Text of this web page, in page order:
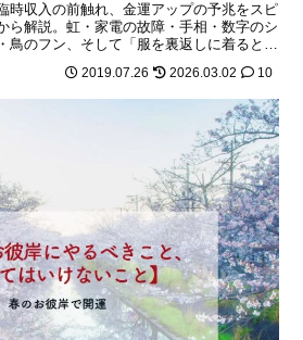
時収入の前触れ、金運アップの予兆をスピ
ら解説。虹・家電の故障・手相・数字のシ
鳥のフン、そして「服を裏返しに着ると宝
まで。前兆をチャンスに変える整え方と
2019.07.26 2026.03.02 10